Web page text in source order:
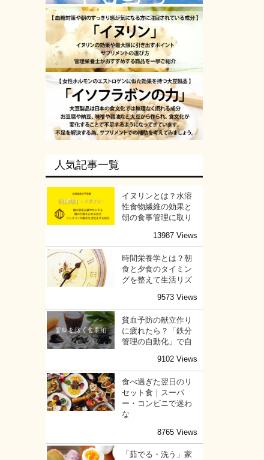
人気記事一覧
イヌリンとは？水溶
性食物繊維の効果と
朝の食事管理に取り
13987 Views
時間栄養学とは？朝
食と夕食のタイミン
グを整えて生活リズ
9573 Views
貧血予防の献立作り
に疲れたら？「鉄分
管理の自動化」で自
9102 Views
食べ過ぎた翌日のリ
セット食｜スーパ
ー・コンビニで迷わ
な
8765 Views
「茹でる・洗う」家